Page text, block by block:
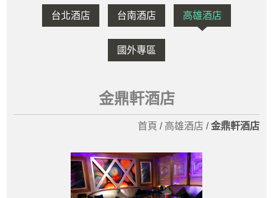
台北酒店 台南酒店 高雄酒店
國外專區
金鼎軒酒店
首頁 / 高雄酒店 /金鼎軒酒店